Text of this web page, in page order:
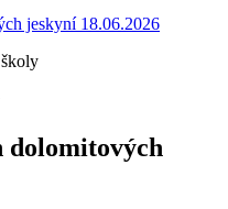
dolomitových